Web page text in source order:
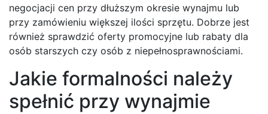
negocjacji cen przy dłuższym okresie wynajmu lub
przy zamówieniu większej ilości sprzętu. Dobrze jest
również sprawdzić oferty promocyjne lub rabaty dla
osób starszych czy osób z niepełnosprawnościami.
Jakie formalności należy
spełnić przy wynajmie